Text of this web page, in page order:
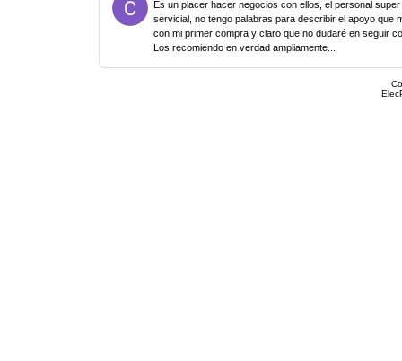
Es un placer hacer negocios con ellos, el personal
servicial, no tengo palabras para describir el apoyo que
con mi primer compra y claro que no dudaré en seguir
Los recomiendo en verdad ampliamente...